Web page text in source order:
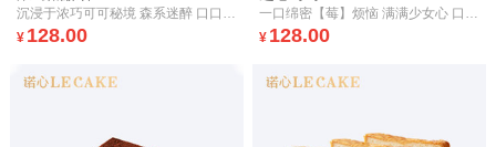
沉浸于浓巧可可秘境 森系迷醉 口口樱桃香
¥ 128.00
一口绵密【莓】烦恼 满满少女心 口味初恋般的心悸
¥ 128.00